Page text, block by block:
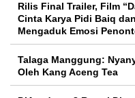
Rilis Final Trailer, Film
Cinta Karya Pidi Baiq
Mengaduk Emosi
Talaga Manggung:
Oleh Kang Aceng Tea